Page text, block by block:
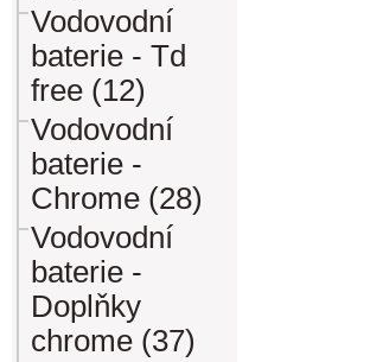
Vodovodní
baterie - Td
free (12)
Vodovodní
baterie -
Chrome (28)
Vodovodní
baterie -
Doplňky
chrome (37)